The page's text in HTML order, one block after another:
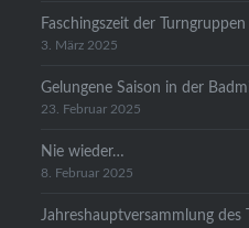
Faschingszeit der Turngruppen
3. März 2025
Gelungene Saison in der
23. Februar 2025
Nie wieder…
8. Februar 2025